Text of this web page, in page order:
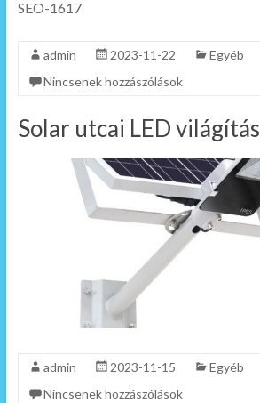
SEO-1617
admin 2023-11-22
Egyéb
Nincsenek hozzászólások
Solar utcai LED világítás
admin 2023-11-15
Egyéb
Nincsenek hozzászólások